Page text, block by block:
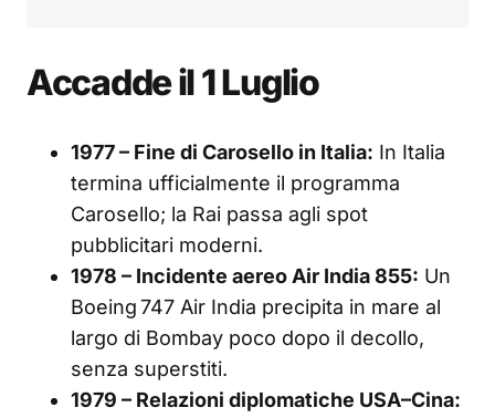
Accadde il 1 Luglio
1977 – Fine di Carosello in Italia: In Italia
termina ufficialmente il programma
Carosello; la Rai passa agli spot
pubblicitari moderni.
1978 – Incidente aereo Air India 855: Un
Boeing 747 Air India precipita in mare al
largo di Bombay poco dopo il decollo,
senza superstiti.
1979 – Relazioni diplomatiche USA–Cina: